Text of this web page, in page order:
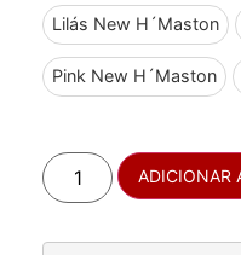
Lilás New H´Maston
Pink New H´Maston
ADICIONAR